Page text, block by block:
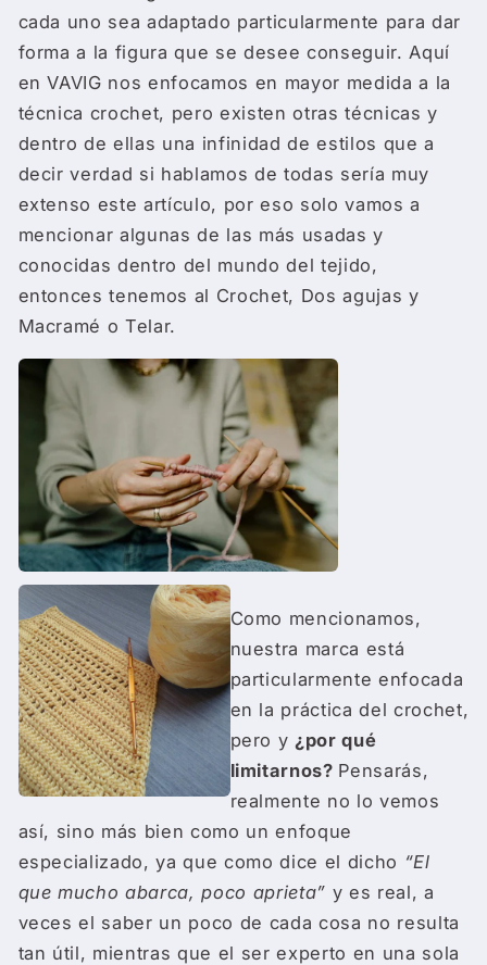
cada uno sea adaptado particularmente para dar
forma a la figura que se desee conseguir. Aquí
en VAVIG nos enfocamos en mayor medida a la
técnica crochet, pero existen otras técnicas y
dentro de ellas una infinidad de estilos que a
decir verdad si hablamos de todas sería muy
extenso este artículo, por eso solo vamos a
mencionar algunas de las más usadas y
conocidas dentro del mundo del tejido,
entonces tenemos al Crochet, Dos agujas y
Macramé o Telar.
Como mencionamos,
nuestra marca está
particularmente enfocada
en la práctica del crochet,
pero y ¿por qué
limitarnos? Pensarás,
realmente no lo vemos
así, sino más bien como un enfoque
especializado, ya que como dice el dicho “El
que mucho abarca, poco aprieta” y es real, a
veces el saber un poco de cada cosa no resulta
tan útil, mientras que el ser experto en una sola